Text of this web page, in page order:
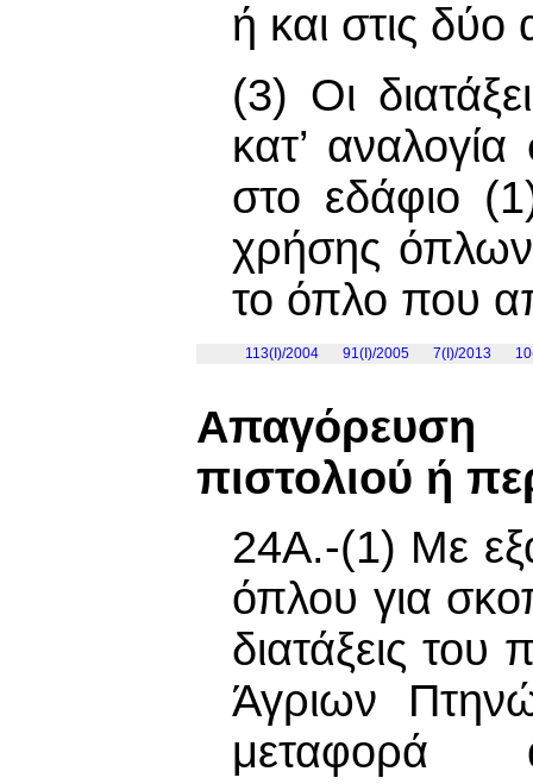
ή και στις δύο
(3) Οι
κατ’
στο εδάφιο
χρήσης όπλων,
το όπλο που
113(I)/2004 91(I)/2005 7(Ι)/2013
πιστολιού ή
24Α.-(1) Με
όπλου για
διατάξεις του
Άγριων
μεταφορά